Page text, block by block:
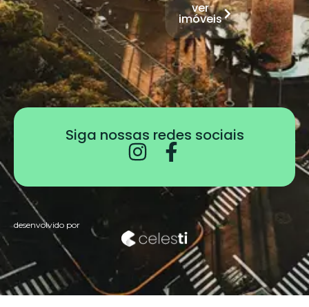
ver
imóveis
Siga nossas redes sociais
desenvolvido por